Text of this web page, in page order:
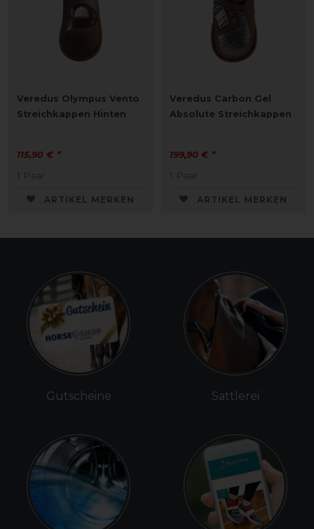
Veredus Olympus Vento
Streichkappen Hinten
115,90 € *
1 Paar
ARTIKEL MERKEN
Veredus Carbon Gel
Absolute Streichkappen
199,90 € *
1 Paar
ARTIKEL MERKEN
Gutscheine Sattlerei